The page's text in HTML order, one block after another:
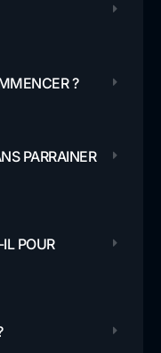
?
PARRAINER
POUR